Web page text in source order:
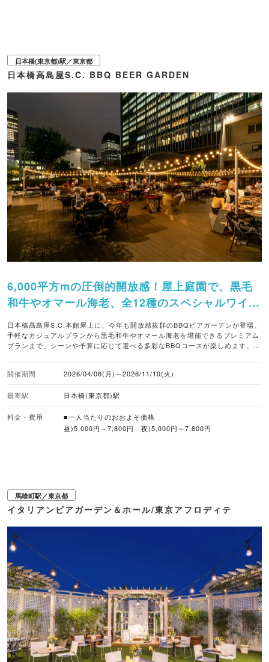
日本橋(東京都)駅／東京都
日本橋高島屋S.C. BBQ BEER GARDEN
6,000平方mの圧倒的開放感！屋上庭園で、黒毛
和牛やオマール海老、全12種のスペシャルワイン
ビュッフェまで堪能。
日本橋髙島屋S.C.本館屋上に、今年も開放感抜群のBBQビアガーデンが登場。
手軽なカジュアルプランから黒毛和牛やオマール海老を堪能できるプレミアム
プランまで、シーンや予算に応じて選べる多彩なBBQコースが楽しめます。
れしいポイントです。子ども向けメニューもあるのでファミリーでの利用もオ
ベーコンやジャークチキンなど、食べ応えのあるグリルをバランスよく楽しめ
ャンシュリンプやホタテなどシーフードも楽しめる人気プラン ・黒毛和牛とオ
マール海老のプレミアムBBQプラン（9,300円） 接待や特別な会食、ワンラ
開催期間 2026/04/06(月)～2026/11/10(火)
最寄駅 日本橋(東京都)駅
料金・費用
■一人当たりのおおよそ価格
昼)5,000円～7,800円 夜)5,000円～7,800円
馬喰町駅／東京都
イタリアンビアガーデン＆ホール/東京アフロディテ